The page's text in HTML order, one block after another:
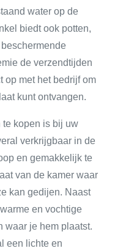
water op de
biedt ook potten,
de verzendtijden
op met het bedrijf om
kunt ontvangen.
te kopen is bij uw
verkrijgbaar in de
en gemakkelijk te
van de kamer waar
kan gedijen. Naast
en vochtige
waar je hem plaatst.
een lichte en